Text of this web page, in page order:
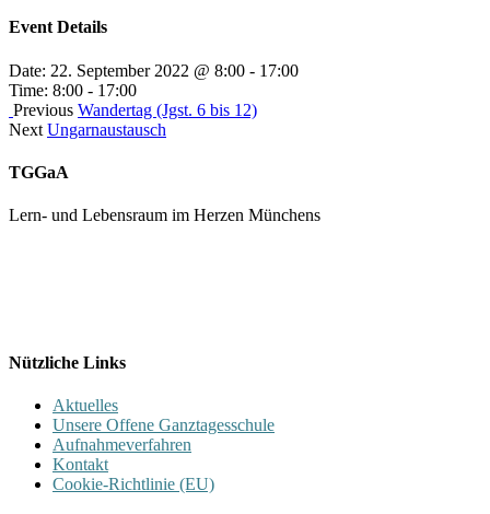
Event Details
Date: 22. September 2022 @ 8:00 - 17:00
Time: 8:00 - 17:00
Previous Wandertag (Jgst. 6 bis 12)
Next Ungarnaustausch
TGGaA
Lern- und Lebensraum im Herzen Münchens
Nützliche Links
Aktuelles
Unsere Offene Ganztagesschule
Aufnahmeverfahren
Kontakt
Cookie-Richtlinie (EU)